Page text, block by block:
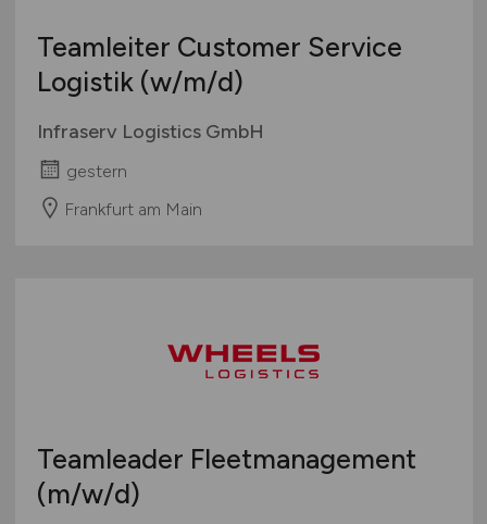
Teamleiter Customer Service
Logistik (w/m/d)
Infraserv Logistics GmbH
gestern
Frankfurt am Main
Teamleader Fleetmanagement
(m/w/d)